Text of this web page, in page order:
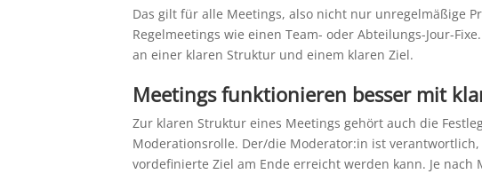
Das gilt für alle Meetings, also nicht nur unregelmäßige
Regelmeetings wie einen Team- oder Abteilungs-Jour-
an einer klaren Struktur und einem klaren Ziel.
Meetings funktionieren besser mit
Zur klaren Struktur eines Meetings gehört auch die
Moderationsrolle. Der/die Moderator:in ist
vordefinierte Ziel am Ende erreicht werden kann. Je